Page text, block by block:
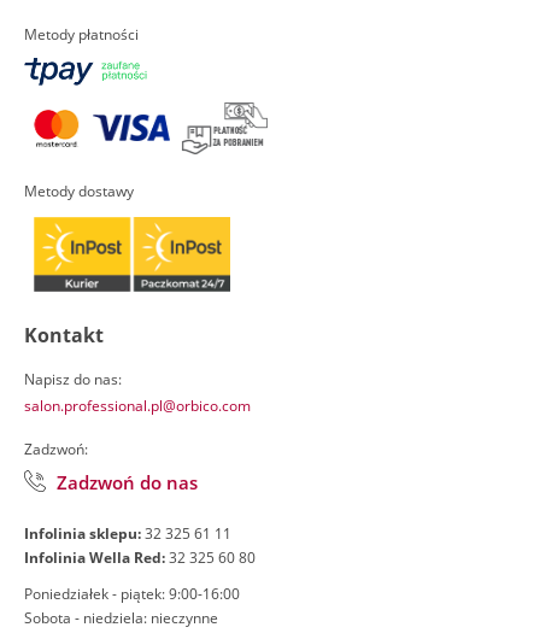
Metody płatności
Metody dostawy
Kontakt
Napisz do nas:
salon.professional.pl@orbico.com
Zadzwoń:
Zadzwoń do nas
Infolinia sklepu:32 325 61 11
Infolinia Wella Red:32 325 60 80
Poniedziałek - piątek: 9:00-16:00
Sobota - niedziela: nieczynne